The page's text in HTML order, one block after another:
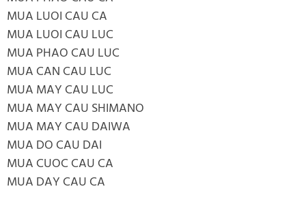
MUA LUOI CAU CA
MUA LUOI CAU LUC
MUA PHAO CAU LUC
MUA CAN CAU LUC
MUA MAY CAU LUC
MUA MAY CAU SHIMANO
MUA MAY CAU DAIWA
MUA DO CAU DAI
MUA CUOC CAU CA
MUA DAY CAU CA